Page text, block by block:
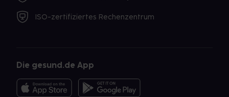
ISO-zertifiziertes Rechenzentrum
Die gesund.de App